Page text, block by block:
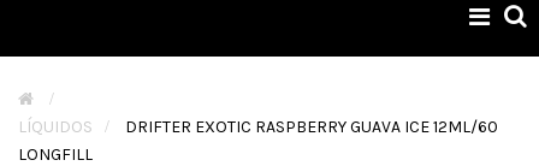
de
>
LÍQUIDOS
>
DRIFTER EXOTIC RASPBERRY GUAVA ICE 12ML/60
LONGFILL